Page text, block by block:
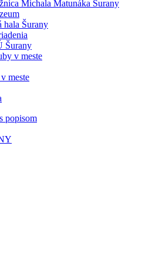
Michala Matunáka Šurany
hala Šurany
Šurany
v meste
meste